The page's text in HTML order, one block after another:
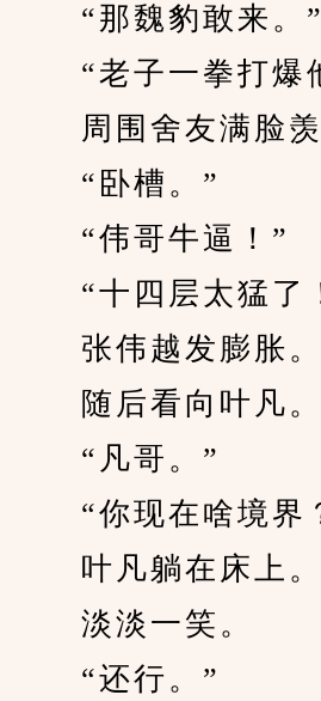
“那魏豹敢来。”
“老子一拳打爆
周围舍友满脸羡
“卧槽。”
“伟哥牛逼！”
“十四层太猛了
张伟越发膨胀。
随后看向叶凡。
“凡哥。”
“你现在啥境界
叶凡躺在床上。
淡淡一笑。
“还行。”